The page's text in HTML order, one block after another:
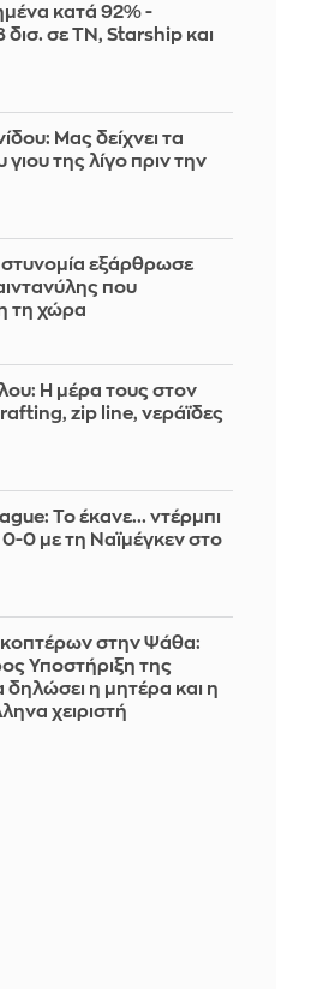
κατά 92% -
δισ. σε ΤΝ, Starship και
Μας δείχνει τα
γιου της λίγο πριν την
εξάρθρωσε
που
τη χώρα
Η μέρα τους στον
zip line, νεράϊδες
Το έκανε... ντέρμπι
0 με τη Ναϊμέγκεν στο
στην Ψάθα:
Υποστήριξη της
δηλώσει η μητέρα και η
χειριστή